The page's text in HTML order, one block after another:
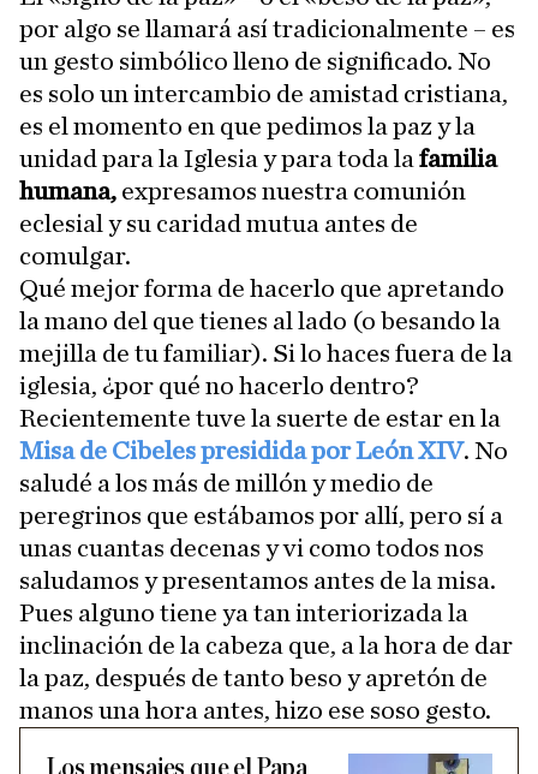
por algo se llamará así tradicionalmente – es
un gesto simbólico lleno de significado. No
es solo un intercambio de amistad cristiana,
es el momento en que pedimos la paz y la
unidad para la Iglesia y para toda la familia
humana, expresamos nuestra comunión
eclesial y su caridad mutua antes de
comulgar.
Qué mejor forma de hacerlo que apretando
la mano del que tienes al lado (o besando la
mejilla de tu familiar). Si lo haces fuera de la
iglesia, ¿por qué no hacerlo dentro?
Recientemente tuve la suerte de estar en la
Misa de Cibeles presidida por León XIV. No
saludé a los más de millón y medio de
peregrinos que estábamos por allí, pero sí a
unas cuantas decenas y vi como todos nos
saludamos y presentamos antes de la misa.
Pues alguno tiene ya tan interiorizada la
inclinación de la cabeza que, a la hora de dar
la paz, después de tanto beso y apretón de
manos una hora antes, hizo ese soso gesto.